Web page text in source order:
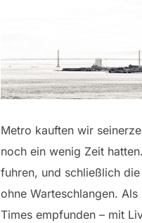
Metro kauften wir
noch ein wenig Zeit
fuhren, und schließlich
ohne Warteschlangen.
Times empfunden – mit